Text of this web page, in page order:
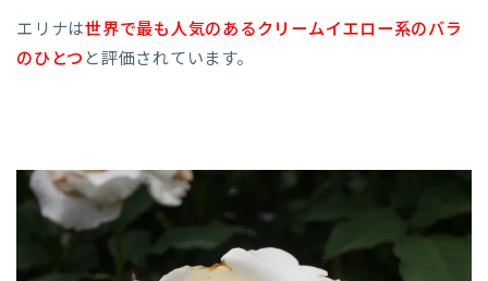
エリナは世界で最も人気のあるクリームイエロー系のバラ
のひとつ と評価されています。